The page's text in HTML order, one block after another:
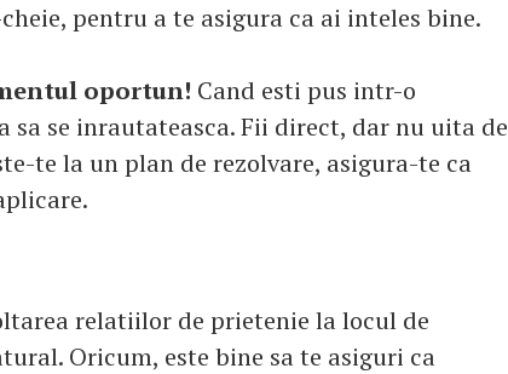
pentru a te asigura ca ai inteles bine.
oportun! Cand esti pus intr-o
sa se inrautateasca. Fii direct, dar nu uita de
te la un plan de rezolvare, asigura-te ca
relatiilor de prietenie la locul de
Oricum, este bine sa te asiguri ca